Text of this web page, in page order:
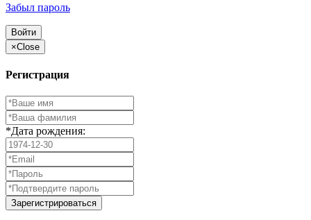
Забыл пароль
Войти
×Close
Регистрация
*Дата рождения:
Зарегистрироваться